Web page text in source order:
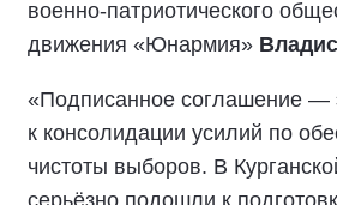
военно-патриотического
движения «Юнармия»
«Подписанное соглашение —
к консолидации усилий по
чистоты выборов. В